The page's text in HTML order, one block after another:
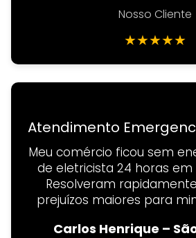
Nosso Cliente
★★★★★
Atendimento
Meu comércio ficou sem
de eletricista 24 horas em
Resolveram
prejuízos maiores para
Carlos Henrique –